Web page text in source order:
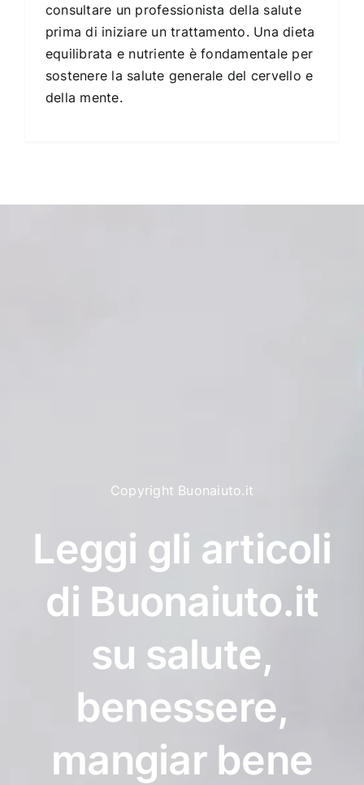
consultare un professionista della salute
prima di iniziare un trattamento. Una dieta
equilibrata e nutriente è fondamentale per
sostenere la salute generale del cervello e
della mente.
Copyright Buonaiuto.it
Leggi gli articoli
di Buonaiuto.it
su salute,
benessere,
mangiar bene